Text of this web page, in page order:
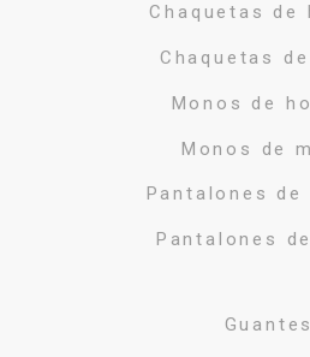
Chaquetas de
Chaquetas
Monos de
Monos de
Pantalones de
Pantalones
Guantes